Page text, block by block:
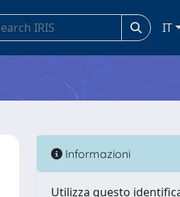
IT
Informazioni
Utilizza questo